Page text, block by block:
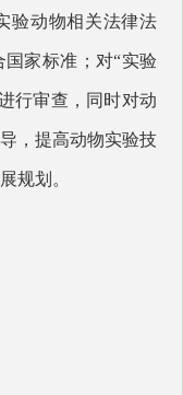
验动物相关法律法
家标准；对“实验
行审查，同时对动
，提高动物实验技
规划。